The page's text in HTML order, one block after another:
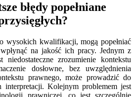
błędy popełniane
wysokich kwalifikacji, mogą popełniać
na jakość ich pracy. Jednym z
niedostateczne zrozumienie kontekstu
dosłowne, bez uwzględnienia
prawnego, może prowadzić do
interpretacji. Kolejnym problemem jest
prawniczej, co jest szczególnie